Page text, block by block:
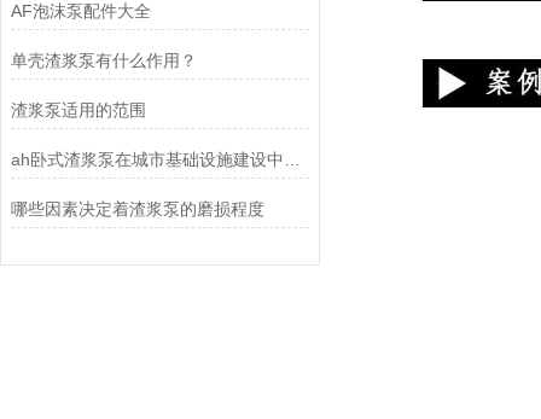
AF泡沫泵配件大全
单壳渣浆泵有什么作用？
渣浆泵适用的范围
哪些因素决定着渣浆泵的磨损程度